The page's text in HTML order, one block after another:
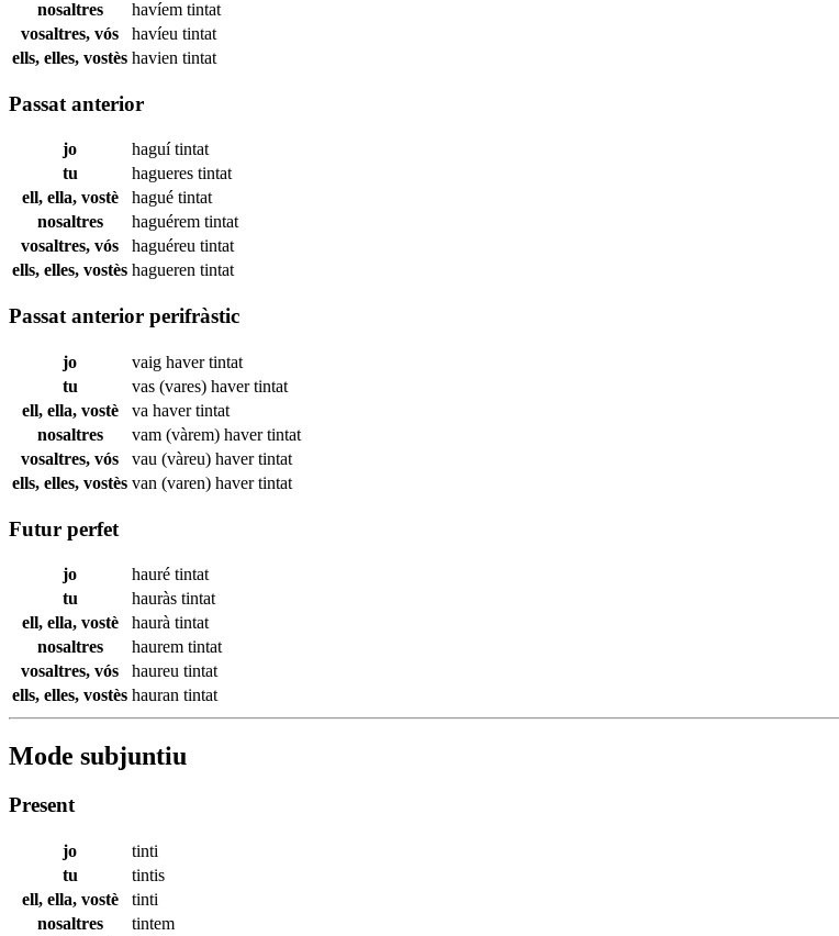
nosaltres
havíem tintat
vosaltres, vós
havíeu tintat
ells, elles, vostès havien tintat
Passat anterior
jo haguítintat
tu
hagueres tintat
ell, ella, vostè
hagué tintat
nosaltres
haguérem tintat
vosaltres, vós
haguéreu tintat
ells, elles, vostès hagueren tintat
Passat anterior perifràstic
jo vaig havertintat
tu
vas (vares) havertintat
ell, ella, vostè
va havertintat
nosaltres
vam (vàrem) havertintat
vosaltres, vós
vau (vàreu) havertintat
ells, elles, vostès van (varen) havertintat
Futur perfet
jo hauré tintat
tu
hauràs tintat
ell, ella, vostè
haurà tintat
nosaltres
haurem tintat
vosaltres, vós
haureu tintat
ells, elles, vostès hauran tintat
Mode subjuntiu
Present
jo
tinti
tu
tintis
ell, ella, vostè
tinti
nosaltres
tintem